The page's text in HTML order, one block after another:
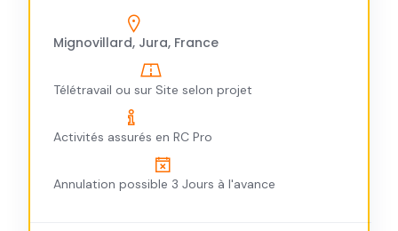
Mignovillard, Jura, France
Télétravail ou sur Site selon projet
Activités assurés en RC Pro
Annulation possible 3 Jours à l'avance